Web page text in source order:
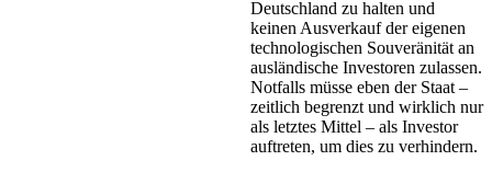
Deutschland zu halten und
keinen Ausverkauf der eigenen
technologischen Souveränität an
ausländische Investoren zulassen.
Notfalls müsse eben der Staat –
zeitlich begrenzt und wirklich nur
als letztes Mittel – als Investor
auftreten, um dies zu verhindern.